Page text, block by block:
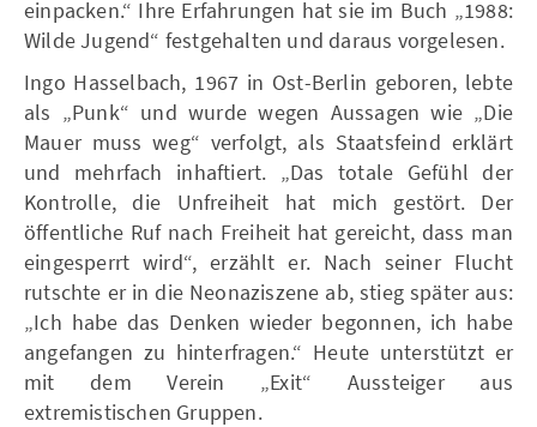
einpacken.“ Ihre Erfahrungen hat sie im Buch „1988:
Wilde Jugend“ festgehalten und daraus vorgelesen.
Ingo Hasselbach, 1967 in Ost-Berlin geboren, lebte
als „Punk“ und wurde wegen Aussagen wie „Die
Mauer muss weg“ verfolgt, als Staatsfeind erklärt
und mehrfach inhaftiert. „Das totale Gefühl der
Kontrolle, die Unfreiheit hat mich gestört. Der
öffentliche Ruf nach Freiheit hat gereicht, dass man
eingesperrt wird“, erzählt er. Nach seiner Flucht
rutschte er in die Neonaziszene ab, stieg später aus:
„Ich habe das Denken wieder begonnen, ich habe
angefangen zu hinterfragen.“ Heute unterstützt er
mit dem Verein „Exit“ Aussteiger aus
extremistischen Gruppen.